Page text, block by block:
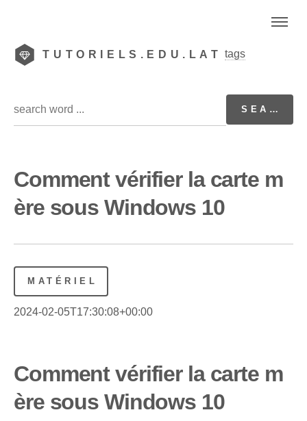
TUTORIELS.EDU.LAT tags
Comment vérifier la carte m
ère sous Windows 10
MATÉRIEL
2024-02-05T17:30:08+00:00
Comment vérifier la carte m
ère sous Windows 10